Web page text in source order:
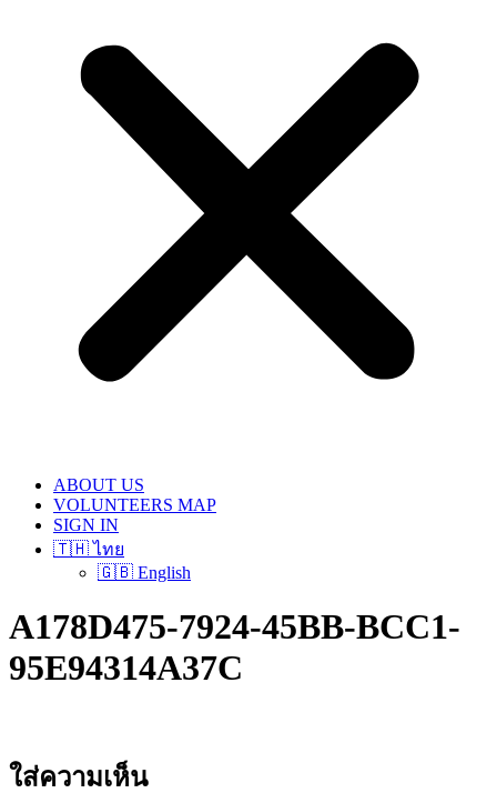
ABOUT US
VOLUNTEERS MAP
SIGN IN
🇹🇭 ไทย
🇬🇧 English
A178D475-7924-45BB-BCC1-
95E94314A37C
ใส่ความเห็น